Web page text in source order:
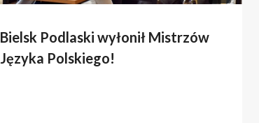
Bielsk Podlaski wyłonił Mistrzów
Języka Polskiego!